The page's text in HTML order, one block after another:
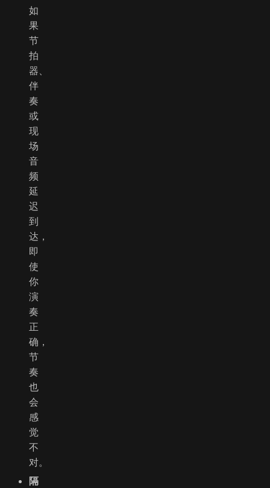
如
果
节
拍
器、
伴
奏
或
现
场
音
频
延
迟
到
达，
即
使
你
演
奏
正
确，
节
奏
也
会
感
觉
不
对。
隔